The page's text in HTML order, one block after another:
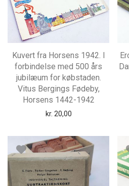
Kuvert fra Horsens 1942. I
forbindelse med 500 års
jubilæum for købstaden.
Vitus Bergings Fødeby,
Horsens 1442-1942
kr. 20,00